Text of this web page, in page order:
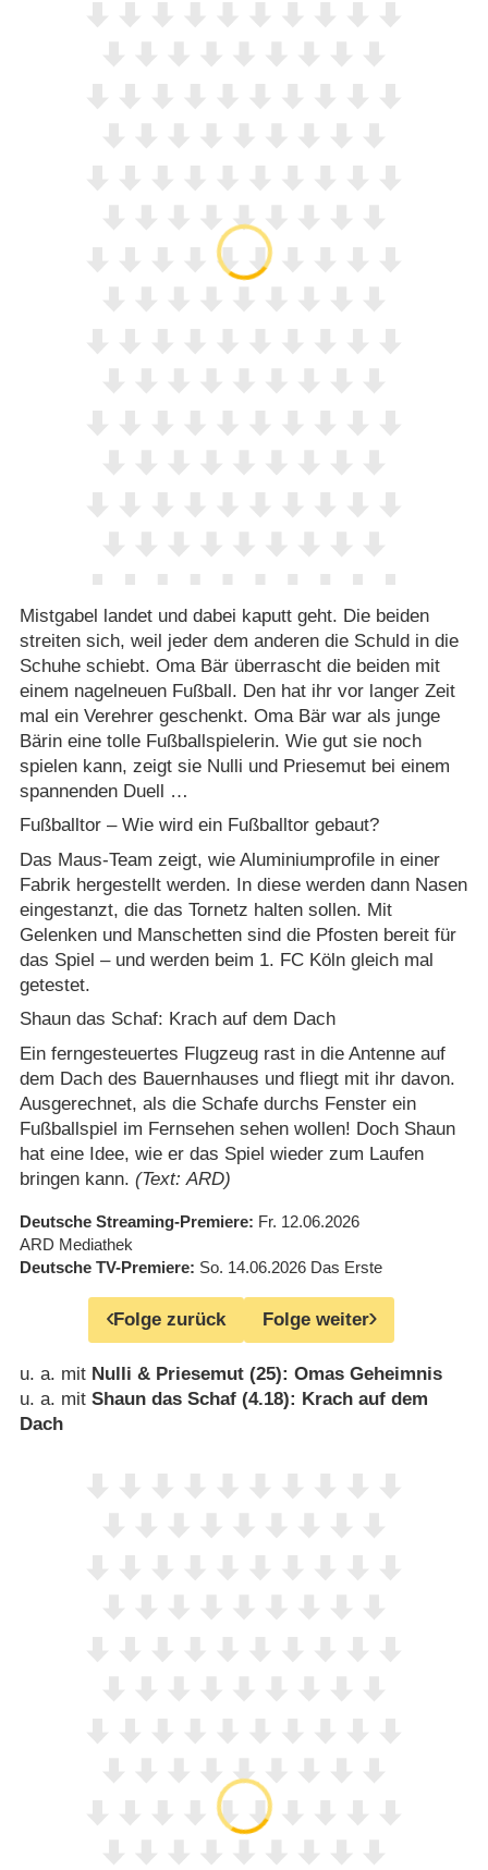
Mistgabel landet und dabei kaputt geht. Die beiden
streiten sich, weil jeder dem anderen die Schuld in die
Schuhe schiebt. Oma Bär überrascht die beiden mit
einem nagelneuen Fußball. Den hat ihr vor langer Zeit
mal ein Verehrer geschenkt. Oma Bär war als junge
Bärin eine tolle Fußballspielerin. Wie gut sie noch
spielen kann, zeigt sie Nulli und Priesemut bei einem
spannenden Duell …
Fußballtor – Wie wird ein Fußballtor gebaut?
Das Maus-Team zeigt, wie Aluminiumprofile in einer
Fabrik hergestellt werden. In diese werden dann Nasen
eingestanzt, die das Tornetz halten sollen. Mit
Gelenken und Manschetten sind die Pfosten bereit für
das Spiel – und werden beim 1. FC Köln gleich mal
getestet.
Shaun das Schaf: Krach auf dem Dach
Ein ferngesteuertes Flugzeug rast in die Antenne auf
dem Dach des Bauernhauses und fliegt mit ihr davon.
Ausgerechnet, als die Schafe durchs Fenster ein
Fußballspiel im Fernsehen sehen wollen! Doch Shaun
hat eine Idee, wie er das Spiel wieder zum Laufen
bringen kann. (Text: ARD)
Deutsche Streaming-Premiere Fr. 12.06.2026
ARD Mediathek
Deutsche TV-Premiere So. 14.06.2026 Das Erste
Folge zurück Folge weiter
u. a. mit Nulli & Priesemut (25): Omas Geheimnis
u. a. mit Shaun das Schaf (4.18): Krach auf dem
Dach